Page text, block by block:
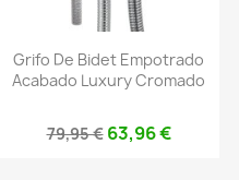
Grifo De Bidet Empotrado
Acabado Luxury Cromado
79,95 € 63,96 €